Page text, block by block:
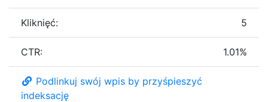
Kliknięć: 5
CTR: 1.01%
Podlinkuj swój wpis by przyśpieszyć
indeksację